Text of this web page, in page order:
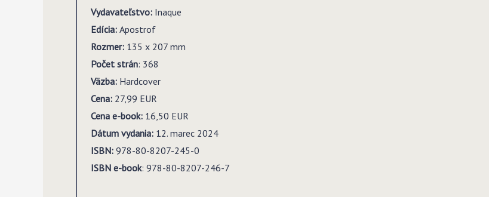
Vydavateľstvo: Inaque
Edícia: Apostrof
Rozmer: 135 x 207 mm
Počet strán: 368
Väzba: Hardcover
Cena: 27,99 EUR
Cena e-book: 16,50 EUR
Dátum vydania: 12. marec 2024
ISBN: 978-80-8207-245-0
ISBN e-book: 978-80-8207-246-7